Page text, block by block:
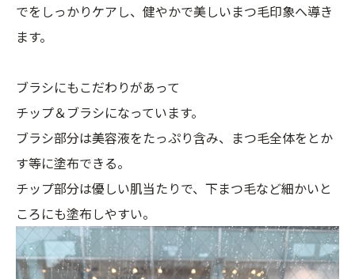
でをしっかりケアし、健やかで美しいまつ毛印象へ導き
ます。
ブラシにもこだわりがあって
チップ＆ブラシになっています。
ブラシ部分は美容液をたっぷり含み、まつ毛全体をとか
す等に塗布できる。
チップ部分は優しい肌当たりで、下まつ毛など細かいと
ころにも塗布しやすい。